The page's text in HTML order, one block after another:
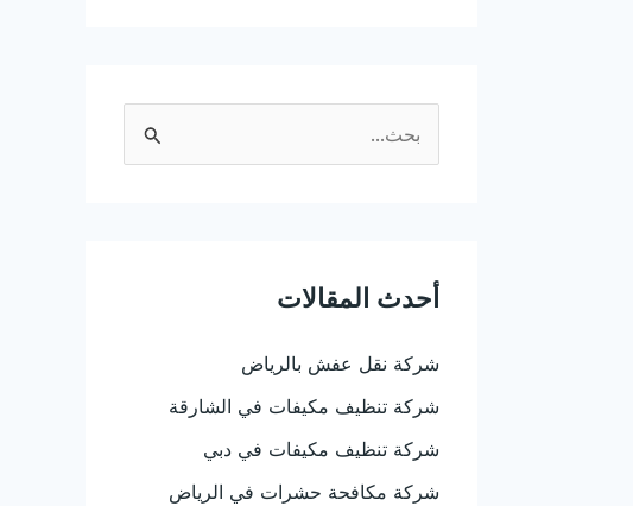
ث
ن
:
أحدث المقالات
شركة نقل عفش بالرياض
شركة تنظيف مكيفات في الشارقة
شركة تنظيف مكيفات في دبي
شركة مكافحة حشرات في الرياض